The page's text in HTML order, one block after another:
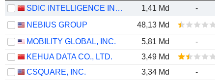
SDIC INTELLIGENCE INFORMATION TECHNOLOGY CO., LTD. 1,41 Md
-
NEBIUS GROUP
48,13 Md
MOBILITY GLOBAL, INC.
5,81 Md
-
KEHUA DATA CO., LTD.
3,49 Md
CSQUARE, INC.
3,34 Md
-